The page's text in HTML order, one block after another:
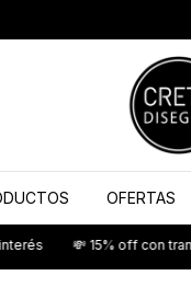
OFERTAS
💸 15% off con transferencia